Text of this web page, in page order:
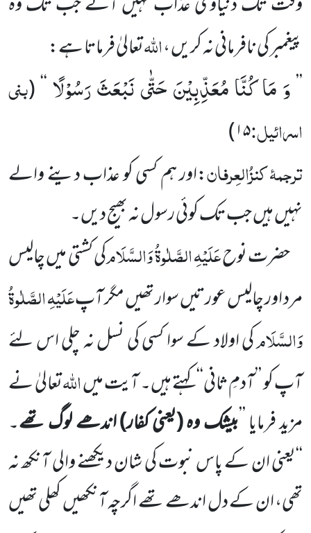
پیغمبر کی نافرمانی نہ کریں ،اللہتعالیٰ فرماتا ہے:
’’وَ مَا كُنَّا مُعَذِّبِیْنَ حَتّٰى نَبْعَثَ رَسُوْلًا‘‘
(بنی
اسرائیل:۱۵)
ترجمۂکنزُالعِرفان:اور ہم کسی کو عذاب دینے والے
نہیں ہیں جب تک کوئی رسول نہ بھیج دیں۔
حضرت نوحعَلَیْہِ الصَّلٰوۃُ وَالسَّلَامکی کشتی میں چالیس
مرد اور چالیس عورتیں سوار تھیں مگر آپعَلَیْہِ الصَّلٰوۃُ
وَالسَّلَامکی اولاد کے سوا کسی کی نسل نہ چلی اس لئے
آپ کو ’’آدمِ ثانی‘‘ کہتے ہیں۔ آیت میںاللہتعالیٰ نے
مزید فرمایا ’’بیشک وہ(یعنی کفار)اندھے لوگ تھے۔
‘‘یعنی ان کے پاس نبوت کی شان دیکھنے والی آنکھ نہ
تھی، ان کے دل اندھے تھے اگرچہآنکھیں کھلی تھیں